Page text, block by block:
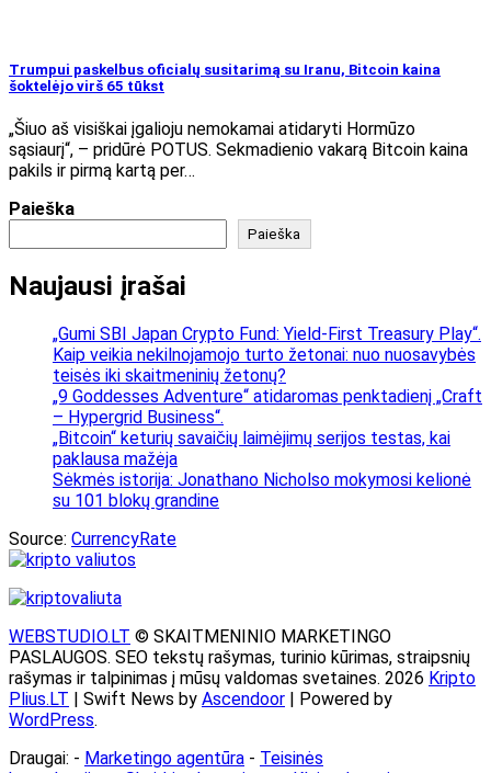
Trumpui paskelbus oficialų susitarimą su Iranu, Bitcoin kaina
šoktelėjo virš 65 tūkst
„Šiuo aš visiškai įgalioju nemokamai atidaryti Hormūzo
sąsiaurį“, – pridūrė POTUS. Sekmadienio vakarą Bitcoin kaina
pakils ir pirmą kartą per…
Paieška
Paieška
Naujausi įrašai
„Gumi SBI Japan Crypto Fund: Yield-First Treasury Play“.
Kaip veikia nekilnojamojo turto žetonai: nuo nuosavybės
teisės iki skaitmeninių žetonų?
„9 Goddesses Adventure“ atidaromas penktadienį „Craft
– Hypergrid Business“.
„Bitcoin“ keturių savaičių laimėjimų serijos testas, kai
paklausa mažėja
Sėkmės istorija: Jonathano Nicholso mokymosi kelionė
su 101 blokų grandine
Source: CurrencyRate
WEBSTUDIO.LT © SKAITMENINIO MARKETINGO
PASLAUGOS. SEO tekstų rašymas, turinio kūrimas, straipsnių
rašymas ir talpinimas į mūsų valdomas svetaines. 2026 Kripto
Plius.LT | Swift News by Ascendoor | Powered by
WordPress.
Draugai: - Marketingo agentūra - Teisinės